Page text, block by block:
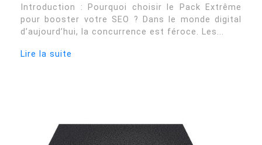
Introduction : Pourquoi choisir le Pack Extrême
pour booster votre SEO ? Dans le monde digital
d’aujourd’hui, la concurrence est féroce. Les...
Lire la suite